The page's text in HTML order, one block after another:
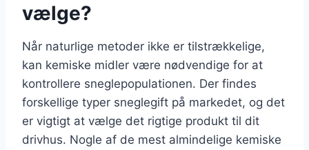
vælge?
Når naturlige metoder ikke er tilstrækkelige,
kan kemiske midler være nødvendige for at
kontrollere sneglepopulationen. Der findes
forskellige typer sneglegift på markedet, og det
er vigtigt at vælge det rigtige produkt til dit
drivhus. Nogle af de mest almindelige kemiske